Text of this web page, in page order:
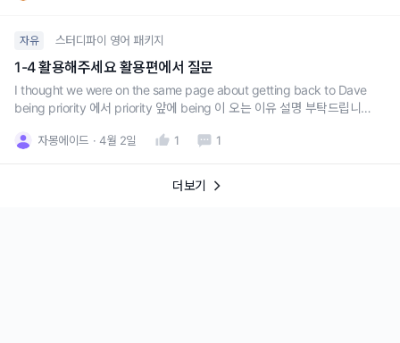
자유 스터디파이 영어 패키지
1-4 활용해주세요 활용편에서 질문
I thought we were on the same page about getting back to Dave
being priority 에서 priority 앞에 being 이 오는 이유 설명 부탁드립니다.
못했습니다...Getting back to Dave is priori
자몽에이드 4월 2일 1 1
더보기